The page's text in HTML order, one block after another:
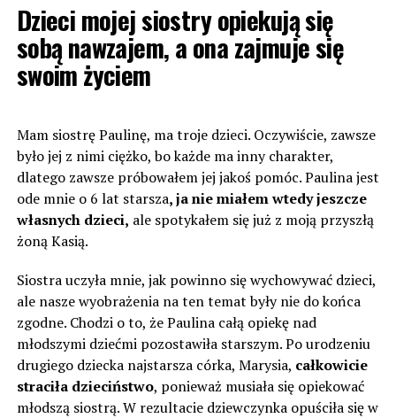
Dzieci mojej siostry opiekują się
sobą nawzajem, a ona zajmuje się
swoim życiem
Mam siostrę Paulinę, ma troje dzieci. Oczywiście, zawsze
było jej z nimi ciężko, bo każde ma inny charakter,
dlatego zawsze próbowałem jej jakoś pomóc. Paulina jest
ode mnie o 6 lat starsza, ja nie miałem wtedy jeszcze
własnych dzieci, ale spotykałem się już z moją przyszłą
żoną Kasią.
Siostra uczyła mnie, jak powinno się wychowywać dzieci,
ale nasze wyobrażenia na ten temat były nie do końca
zgodne. Chodzi o to, że Paulina całą opiekę nad
młodszymi dziećmi pozostawiła starszym. Po urodzeniu
drugiego dziecka najstarsza córka, Marysia, całkowicie
straciła dzieciństwo, ponieważ musiała się opiekować
młodszą siostrą. W rezultacie dziewczynka opuściła się w